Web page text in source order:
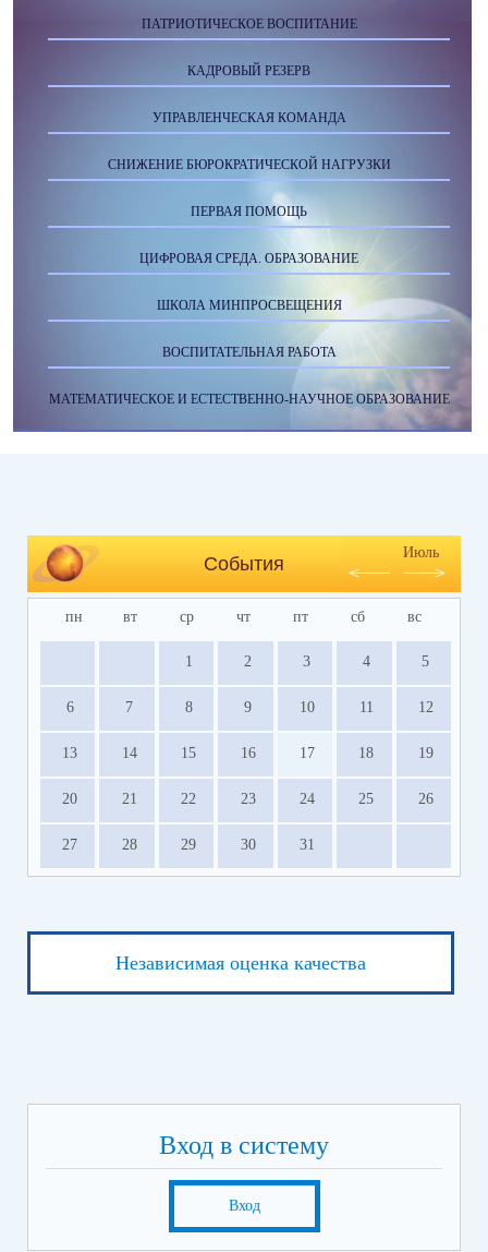
ПАТРИОТИЧЕСКОЕ ВОСПИТАНИЕ
КАДРОВЫЙ РЕЗЕРВ
УПРАВЛЕНЧЕСКАЯ КОМАНДА
СНИЖЕНИЕ БЮРОКРАТИЧЕСКОЙ НАГРУЗКИ
ПЕРВАЯ ПОМОЩЬ
ЦИФРОВАЯ СРЕДА. ОБРАЗОВАНИЕ
ШКОЛА МИНПРОСВЕЩЕНИЯ
ВОСПИТАТЕЛЬНАЯ РАБОТА
МАТЕМАТИЧЕСКОЕ И ЕСТЕСТВЕННО-НАУЧНОЕ ОБРАЗОВАНИЕ
События
Июль
пн вт ср чт пт сб вс
1 2 3 4 5
6 7 8 9 10 11 12
13 14 15 16 17 18 19
20 21 22 23 24 25 26
27 28 29 30 31
Независимая оценка качества
Вход в систему
Вход